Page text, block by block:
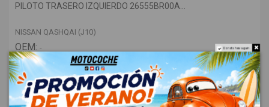
PILOTO TRASERO IZQUIERDO 26555BR00A...
NISSAN QASHQAI (J10)
OEM: -
ID: 1561079
62,75 € Sin IVA
Do not show again.